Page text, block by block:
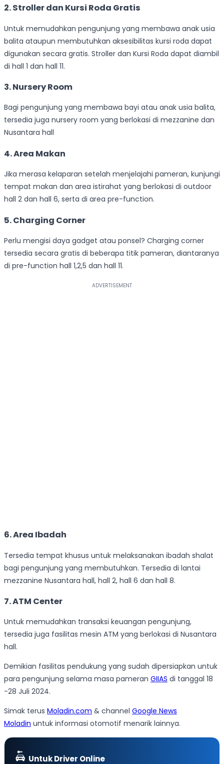
2. Stroller dan Kursi Roda Gratis
Untuk memudahkan pengunjung yang membawa anak usia
balita ataupun membutuhkan aksesibilitas kursi roda dapat
digunakan secara gratis. Stroller dan Kursi Roda dapat diambil
di hall 1 dan hall 11.
3. Nursery Room
Bagi pengunjung yang membawa bayi atau anak usia balita,
tersedia juga nursery room yang berlokasi di mezzanine dan
Nusantara hall
4. Area Makan
Jika merasa kelaparan setelah menjelajahi pameran, kunjungi
tempat makan dan area istirahat yang berlokasi di outdoor
hall 2 dan hall 6, serta di area pre-function.
5. Charging Corner
Perlu mengisi daya gadget atau ponsel? Charging corner
tersedia secara gratis di beberapa titik pameran, diantaranya
di pre-function hall 1,2,5 dan hall 11.
6. Area Ibadah
Tersedia tempat khusus untuk melaksanakan ibadah shalat
bagi pengunjung yang membutuhkan. Tersedia di lantai
mezzanine Nusantara hall, hall 2, hall 6 dan hall 8.
7. ATM Center
Untuk memudahkan transaksi keuangan pengunjung,
tersedia juga fasilitas mesin ATM yang berlokasi di Nusantara
hall.
Demikian fasilitas pendukung yang sudah dipersiapkan untuk
para pengunjung selama masa pameran GIIAS di tanggal 18
-28 Juli 2024.
Simak terus Moladin.com & channel Google News
Moladin untuk informasi otomotif menarik lainnya.
Untuk Driver Online